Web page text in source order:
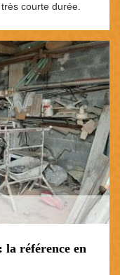
courte durée.
la référence en